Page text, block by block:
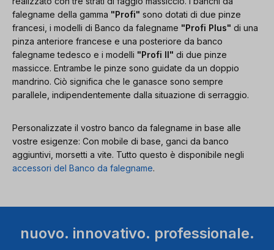
falegname della gamma "Profi" sono dotati di due pinze
francesi, i modelli di Banco da falegname "Profi Plus" di una
pinza anteriore francese e una posteriore da banco
falegname tedesco e i modelli "Profi II" di due pinze
massicce. Entrambe le pinze sono guidate da un doppio
mandrino. Ciò significa che le ganasce sono sempre
parallele, indipendentemente dalla situazione di serraggio.
Personalizzate il vostro banco da falegname in base alle
vostre esigenze: Con mobile di base, ganci da banco
aggiuntivi, morsetti a vite. Tutto questo è disponibile negli
accessori del Banco da falegname.
nuovo. innovativo. professionale.